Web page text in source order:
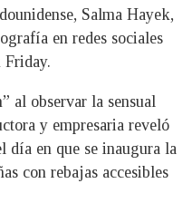
Salma Hayek,
en redes sociales
Friday.
al observar la sensual
y empresaria reveló
día en que se inaugura la
con rebajas accesibles